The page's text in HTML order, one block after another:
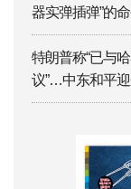
器实弹插弹”的
特朗普称“已与
议”…中东和平